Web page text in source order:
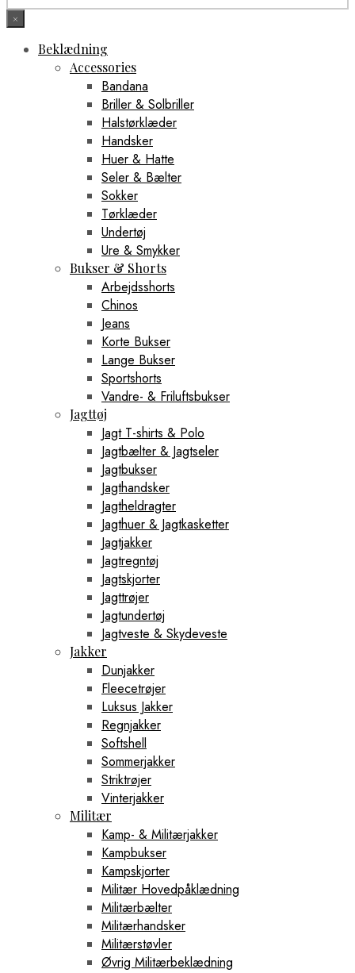
×
Beklædning
Accessories
Bandana
Briller & Solbriller
Halstørklæder
Handsker
Huer & Hatte
Seler & Bælter
Sokker
Tørklæder
Undertøj
Ure & Smykker
Bukser & Shorts
Arbejdsshorts
Chinos
Jeans
Korte Bukser
Lange Bukser
Sportshorts
Vandre- & Friluftsbukser
Jagttøj
Jagt T-shirts & Polo
Jagtbælter & Jagtseler
Jagtbukser
Jagthandsker
Jagtheldragter
Jagthuer & Jagtkasketter
Jagtjakker
Jagtregntøj
Jagtskjorter
Jagttrøjer
Jagtundertøj
Jagtveste & Skydeveste
Jakker
Dunjakker
Fleecetrøjer
Luksus Jakker
Regnjakker
Softshell
Sommerjakker
Striktrøjer
Vinterjakker
Militær
Kamp- & Militærjakker
Kampbukser
Kampskjorter
Militær Hovedpåklædning
Militærbælter
Militærhandsker
Militærstøvler
Øvrig Militærbeklædning